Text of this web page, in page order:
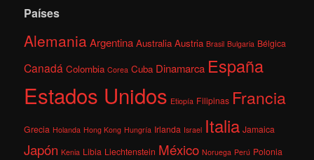
Países
AlemaniaArgentina Australia Austria Brasil Bulgaria Bélgica
Canadá Colombia Corea Cuba Dinamarca España
Estados Unidos Etiopía Filipinas Francia
Grecia Holanda Hong Kong Hungría Irlanda Israel Italia Jamaica
Japón Kenia Libia Liechtenstein México Noruega Perú Polonia